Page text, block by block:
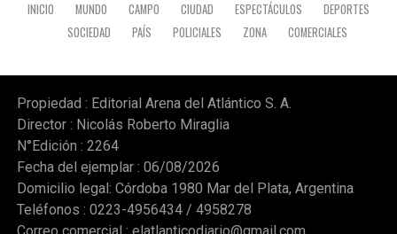
INICIO MUNDO CAMPO CIUDAD ESPECTÁCULOS
DEPORTES
SOCIEDAD
PAÍS POLICIALES ZONA COMERCIALES
Propiedad : Editorial Arena del Atlántico S. A.
Director : Nicolás Roberto Miraglia
N°Edición : 2264
Fecha del ejemplar : 06/08/2026
Domicilio legal: Córdoba 1980 Mar del Plata, Argentina
Teléfonos : 0223-4956434 / 4958278